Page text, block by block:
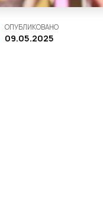
ОПУБЛИКОВАНО
09.05.2025